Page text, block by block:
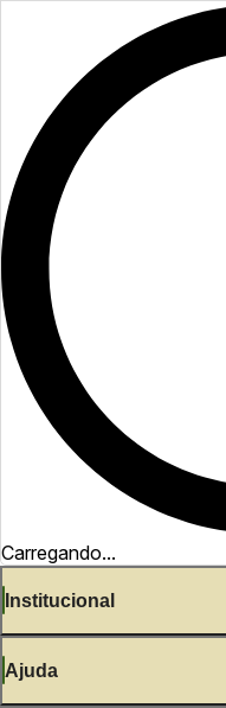
Carregando...
Institucional
Ajuda